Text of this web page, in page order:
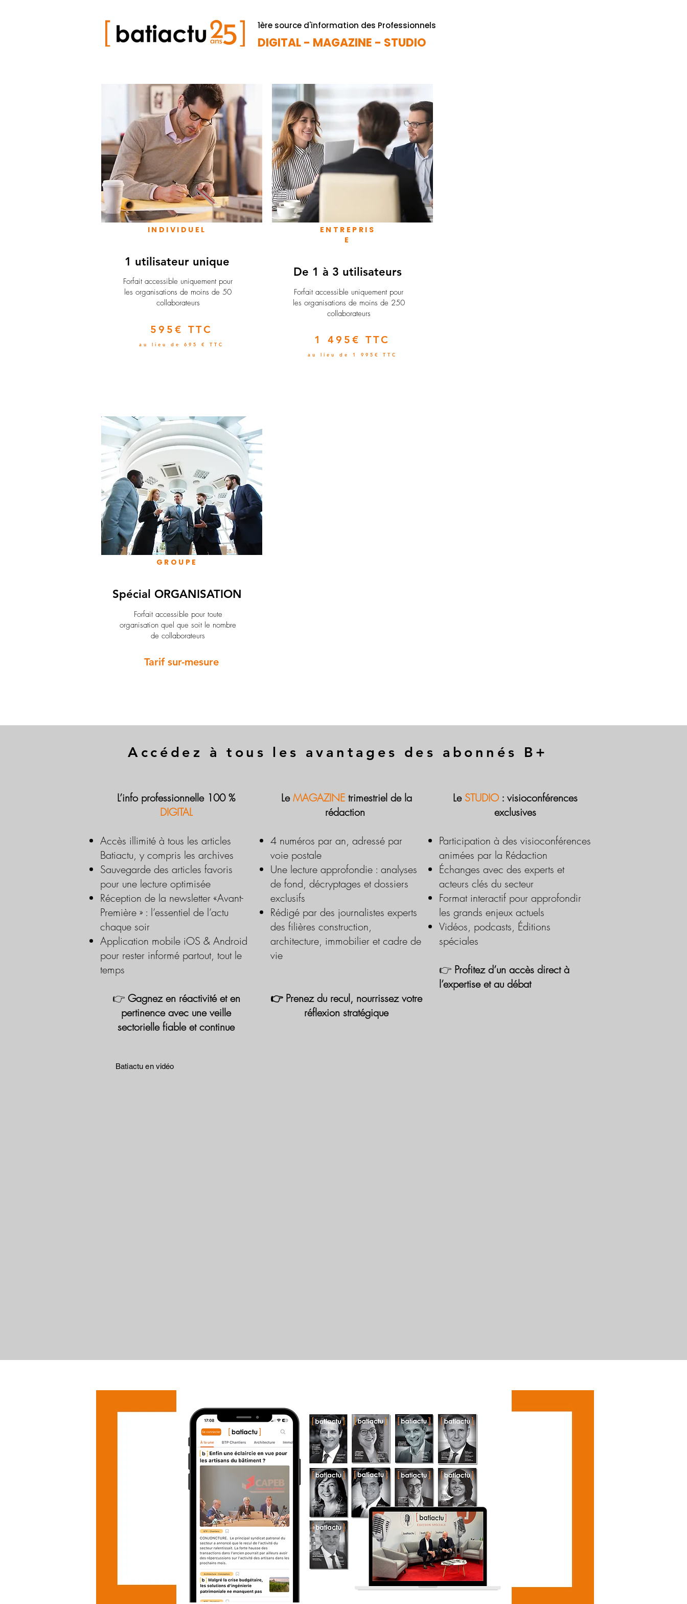
1ère source d'information des Professionnels
DIGITAL - MAGAZINE - STUDIO
INDIVIDUEL
1 utilisateur unique
​Forfait accessible uniquement pour
les organisations de moins de 50
collaborateurs
595€ TTC
au lieu de 695 € TTC
ENTREPRIS
E
De 1 à 3 utilisateurs
Forfait accessible uniquement pour
les organisations de moins de 250
collaborateurs
1 495€ TTC
au lieu de 1 995€ TTC
GROUPE
Spécial ORGANISATION
Forfait accessible pour toute
organisation quel que soit le nombre
de collaborateurs
Tarif sur-mesure
Accédez à tous les avantages des abonnés B+
L’info professionnelle 100 %
DIGITAL
Accès illimité à tous les articles
Batiactu, y compris les archives
Sauvegarde des articles favoris
pour une lecture optimisée
Réception de la newsletter «Avant-
Première » : l’essentiel de l’actu
chaque soir
Application mobile iOS & Android
pour rester informé partout, tout le
temps
👉 Gagnez en réactivité et en
pertinence avec une veille
sectorielle fiable et continue
LeMAGAZINE trimestriel de la
rédaction
4 numéros par an, adressé par
voie postale
Une lecture approfondie : analyses
de fond, décryptages et dossiers
exclusifs
Rédigé par des journalistes experts
des filières construction,
architecture, immobilier et cadre de
vie
👉 Prenez du recul, nourrissez votre
réflexion stratégique
Le STUDIO : visioconférences
exclusives
Participation à des visioconférences
animées par la Rédaction
Échanges avec des experts et
acteurs clés du secteur
Format interactif pour approfondir
les grands enjeux actuels
Vidéos, podcasts, Éditions
spéciales
👉 Profitez d’un accès direct à
l’expertise et au débat
Batiactu en vidéo